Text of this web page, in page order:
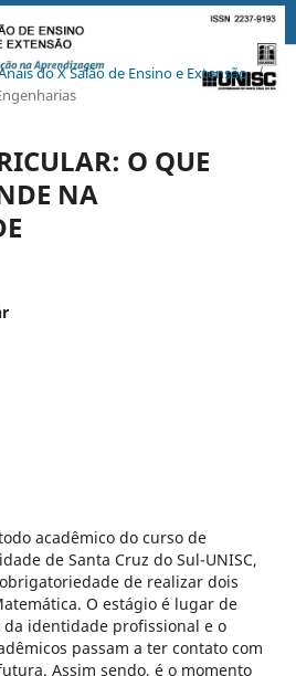
do X Salão de Ensino e Extensão /
O QUE
NA
acadêmico do curso de
de Santa Cruz do Sul-UNISC,
de realizar dois
O estágio é lugar de
identidade profissional e o
passam a ter contato com
Assim sendo, é o momento